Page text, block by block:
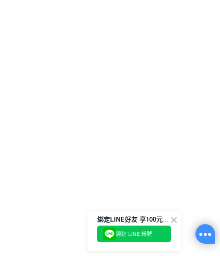
綁定LINE好友 享100元折價券
連結 LINE 帳號